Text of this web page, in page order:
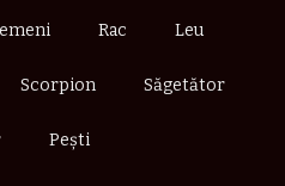
Rac Leu
Scorpion Săgetător
Pești